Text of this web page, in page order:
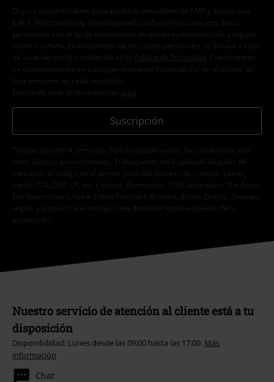
Doy mi consentimiento para recibir la newsletter de EMP y acepto que
E.M.P. Merchandising Handelsgesellschaft mbH procese mis datos
personales con el fin de informarme de manera personalizada y regular
sobre su oferta. El tratamiento de mis datos personales se llevará a cabo
de acuerdo con lo establecido en la
Política de Privacidad . Puedo retirar
mi consentimiento en cualquier momento haciendo clic en el enlace de
baja presente en cada newsletter.
Darme de baja de la newsletter
aquí
Suscripción
*Válido durante 4 semanas. Solo canjeable online. No combinable con
otros códigos promocionales. El descuento será aplicado después de
introducir el código en el primer paso del proceso de compra. Libros,
media (CD, DVD, LP, etc.), tickets, Rammstein, (Till) Lindemann, Die Ärzte,
Die Toten Hosen, Feine Sahne Fischfilet, Broilers, Böhse Onkelz, cheques-
regalo y artículos que incluyen una donación están excluidos de la
promoción.
Nuestro servicio de atención al cliente está a tu
disposición
Disponibilidad: Lunes desde las 09:00 hasta las 17:00. Más
información
Chat